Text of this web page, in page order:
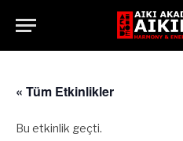
« Tüm Etkinlikler
Bu etkinlik geçti.